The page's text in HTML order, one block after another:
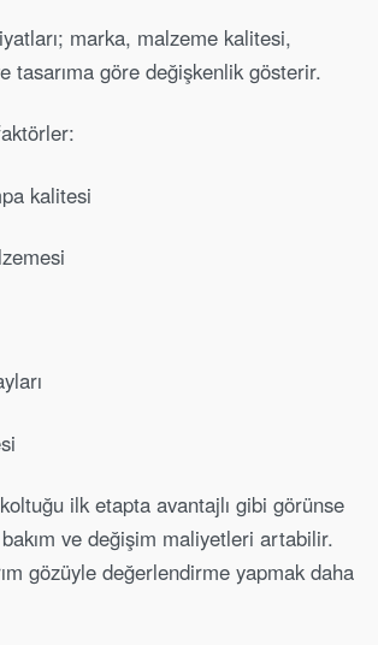
marka, malzeme kalitesi,
tasarıma göre değişkenlik gösterir.
kalitesi
ilk etapta avantajlı gibi görünse
ve değişim maliyetleri artabilir.
gözüyle değerlendirme yapmak daha